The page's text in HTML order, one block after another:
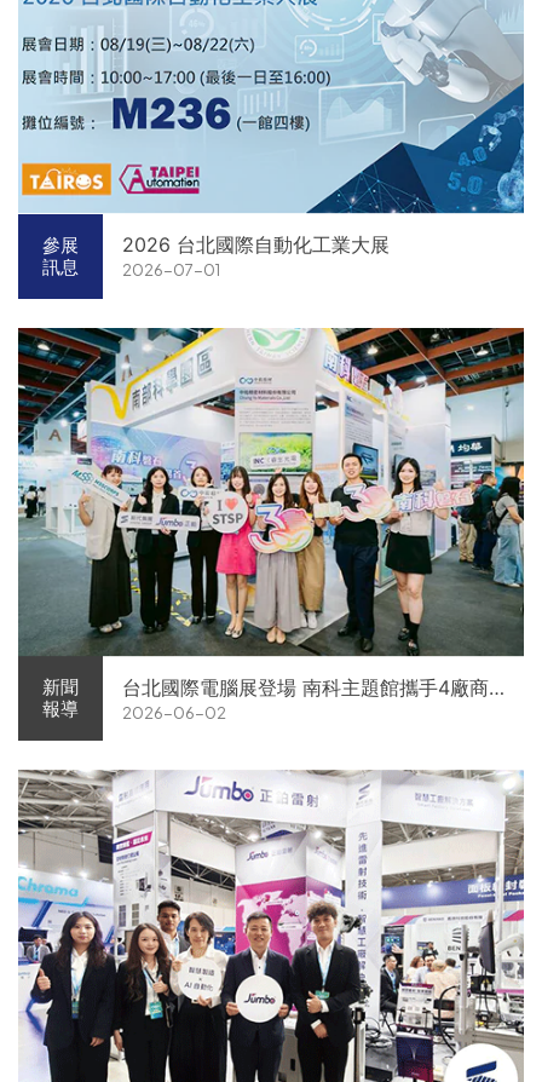
參展
訊息
2026 台北國際自動化工業大展
2026-07-01
新聞
報導
台北國際電腦展登場 南科主題館攜手4廠商
展現AI供應鏈實力
2026-06-02